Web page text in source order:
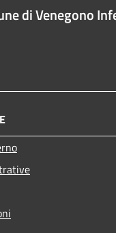
di Venegono